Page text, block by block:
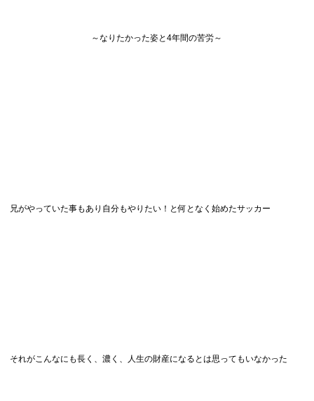
～なりたかった姿と4年間の苦労～
兄がやっていた事もあり自分もやりたい！と何となく始めたサッカー
それがこんなにも長く、濃く、人生の財産になるとは思ってもいなかった